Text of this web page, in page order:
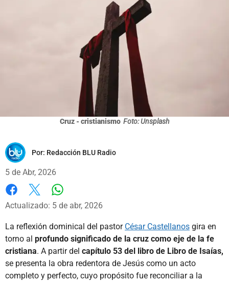
Cruz - cristianismo Foto: Unsplash
Por: Redacción BLU Radio
5 de Abr, 2026
Facebook
X
Actualizado: 5 de abr, 2026
La reflexión dominical del pastor César Castellanos gira en
torno al profundo significado de la cruz como eje de la fe
cristiana. A partir del capítulo 53 del libro de Libro de Isaías,
se presenta la obra redentora de Jesús como un acto
completo y perfecto, cuyo propósito fue reconciliar a la